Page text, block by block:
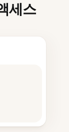
세스